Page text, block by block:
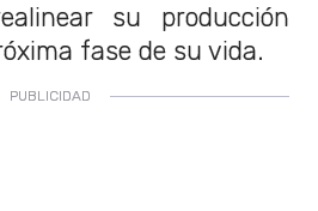
su producción
fase de su vida.